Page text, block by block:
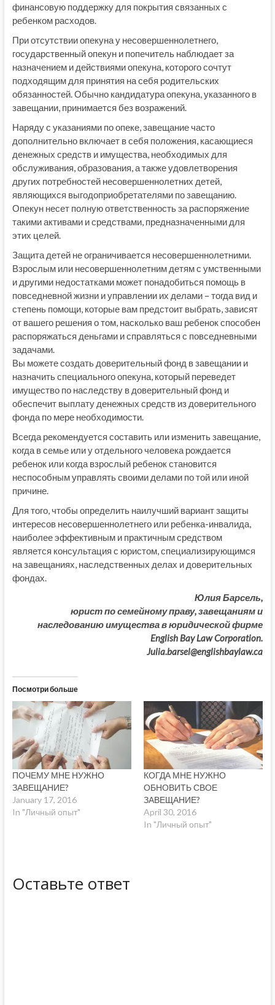
финансовую поддержку для покрытия связанных с
ребенком расходов.
При отсутствии опекуна у несовершеннолетнего,
государственный опекун и попечитель наблюдает за
назначением и действиями опекуна, которого сочтут
подходящим для принятия на себя родительских
обязанностей. Обычно кандидатура опекуна, указанного в
завещании, принимается без возражений.
Наряду с указаниями по опеке, завещание часто
дополнительно включает в себя положения, касающиеся
денежных средств и имущества, необходимых для
обслуживания, образования, а также удовлетворения
других потребностей несовершеннолетних детей,
являющихся выгодоприобретателями по завещанию.
Опекун несет полную ответственность за распоряжение
такими активами и средствами, предназначенными для
этих целей.
Защита детей не ограничивается несовершеннолетними.
Взрослым или несовершеннолетним детям с умственными
и другими недостатками может понадобиться помощь в
повседневной жизни и управлении их делами – тогда вид и
степень помощи, которые вам предстоит выбрать, зависят
от вашего решения о том, насколько ваш ребенок способен
распоряжаться деньгами и справляться с повседневными
задачами.
Вы можете создать доверительный фонд в завещании и
назначить специального опекуна, который переведет
имущество по наследству в доверительный фонд и
обеспечит выплату денежных средств из доверительного
фонда по мере необходимости.
Всегда рекомендуется составить или изменить завещание,
когда в семье или у отдельного человека рождается
ребенок или когда взрослый ребенок становится
неспособным управлять своими делами по той или иной
причине.
Для того, чтобы определить наилучший вариант защиты
интересов несовершеннолетнего или ребенка-инвалида,
наиболее эффективным и практичным средством
является консультация с юристом, специализирующимся
на завещаниях, наследственных делах и доверительных
фондах.
Юлия Барсель,
юрист по семейному праву, завещаниям и
наследованию имущества в юридической фирме
English Bay Law Corporation.
Julia.barsel@englishbaylaw.ca
Посмотри больше
ПОЧЕМУ МНЕ НУЖНО
ЗАВЕЩАНИЕ?
January 17, 2016
In "Личный опыт"
КОГДА МНЕ НУЖНО
ОБНОВИТЬ СВОЕ
ЗАВЕЩАНИЕ?
April 30, 2016
In "Личный опыт"
Оставьте ответ